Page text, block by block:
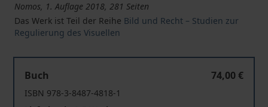
Nomos, 1. Auflage 2018, 281 Seiten
Das Werk ist Teil der Reihe Bild und Recht – Studien zur
Regulierung des Visuellen
Buch
74,00 €
ISBN 978-3-8487-4818-1